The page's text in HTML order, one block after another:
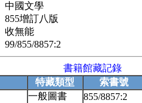
中國文學
855增訂八版
收無能
99/855/8857:2
書籍館藏記錄
特藏類型
索書號
一般圖書 855/8857:2